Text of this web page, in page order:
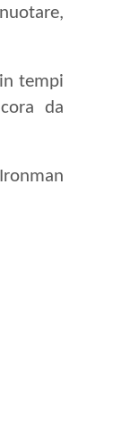
tempi
da